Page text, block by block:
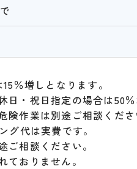
％増しとなります。
日・祝日指定の場合は50％
険作業は別途ご相談くださ
グ代は実費です。
ご相談ください。
ておりません。